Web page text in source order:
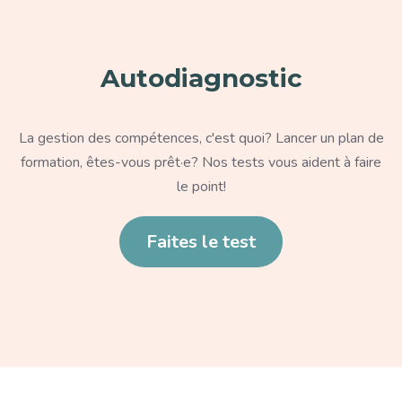
Autodiagnostic
La gestion des compétences, c'est quoi? Lancer un plan de
formation, êtes-vous prêt·e? Nos tests vous aident à faire
le point!
Faites le test